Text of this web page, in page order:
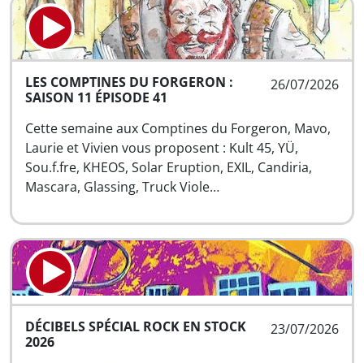
26/07/2026
LES COMPTINES DU FORGERON :
SAISON 11 ÉPISODE 41
Cette semaine aux Comptines du Forgeron, Mavo,
Laurie et Vivien vous proposent : Kult 45, YÜ,
Sou.f.fre, KHEOS, Solar Eruption, EXIL, Candiria,
Mascara, Glassing, Truck Viole…
23/07/2026
DÉCIBELS SPÉCIAL ROCK EN STOCK
2026